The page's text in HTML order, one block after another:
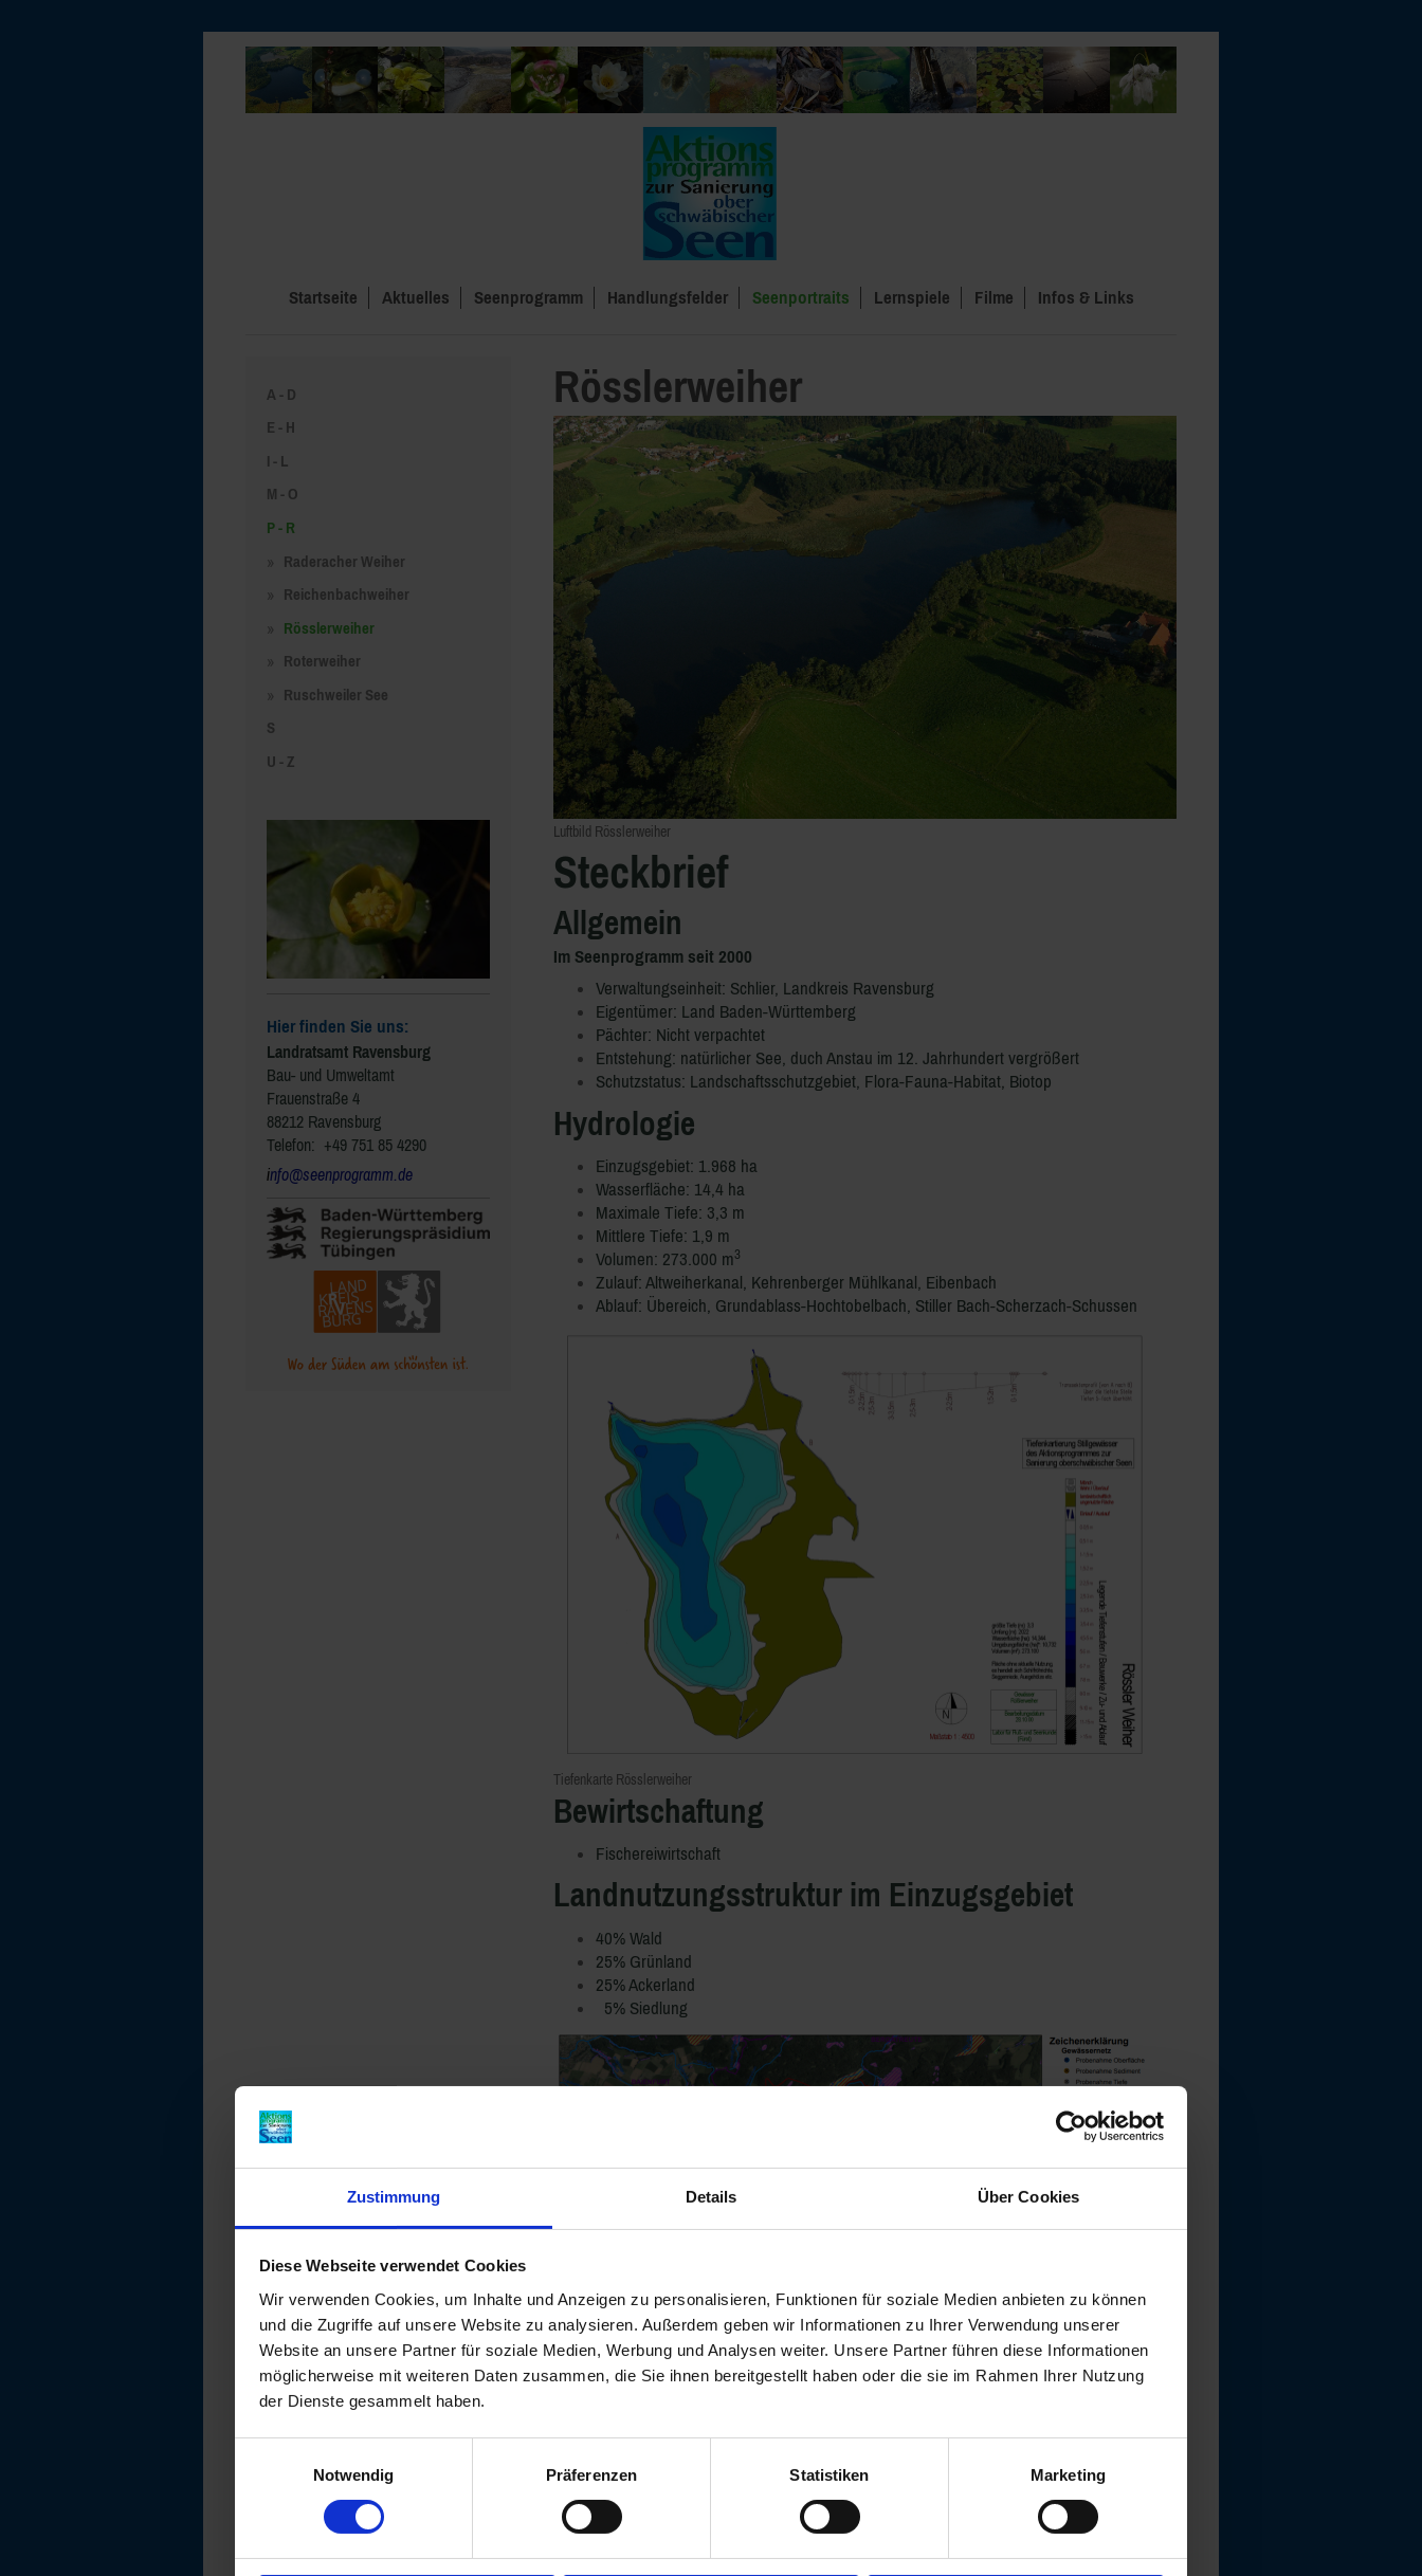
Zustimmung Details Über Cookies
Diese Webseite verwendet Cookies
Wir verwenden Cookies, um Inhalte und Anzeigen zu personalisieren, Funktionen für soziale Medien anbieten zu können
und die Zugriffe auf unsere Website zu analysieren. Außerdem geben wir Informationen zu Ihrer Verwendung unserer
Website an unsere Partner für soziale Medien, Werbung und Analysen weiter. Unsere Partner führen diese Informationen
möglicherweise mit weiteren Daten zusammen, die Sie ihnen bereitgestellt haben oder die sie im Rahmen Ihrer Nutzung
der Dienste gesammelt haben.
Notwendig
Präferenzen Statistiken Marketing
Startseite Aktuelles Seenprogramm Handlungsfelder Seenportraits Lernspiele Filme Infos & Links
Rösslerweiher
Luftbild Rösslerweiher
Steckbrief
Allgemein
Im Seenprogramm seit 2000
Verwaltungseinheit: Schlier, Landkreis Ravensburg
Eigentümer: Land Baden-Württemberg
Pächter: Nicht verpachtet
Entstehung: natürlicher See, duch Anstau im 12. Jahrhundert vergrößert
Schutzstatus: Landschaftsschutzgebiet, Flora-Fauna-Habitat, Biotop
Hydrologie
Einzugsgebiet: 1.968 ha
Wasserfläche: 14,4 ha
Maximale Tiefe: 3,3 m
Mittlere Tiefe: 1,9 m
Volumen: 273.000 m3
Zulauf: Altweiherkanal, Kehrenberger Mühlkanal, Eibenbach
Ablauf: Übereich, Grundablass-Hochtobelbach, Stiller Bach-Scherzach-Schussen
Tiefenkarte Rösslerweiher
Bewirtschaftung
Fischereiwirtschaft
Landnutzungsstruktur im Einzugsgebiet
40% Wald
25% Grünland
25% Ackerland
5% Siedlung
Flächen zur Extensivierung im Einzugsgebiet Rösslerweiher
Limnologie
A - D
E - H
I - L
M - O
P - R
Raderacher Weiher
Reichenbachweiher
Rösslerweiher
Roterweiher
Ruschweiler See
S
U - Z
Hier finden Sie uns:
Landratsamt Ravensburg
Bau- und Umweltamt
Frauenstraße 4
88212 Ravensburg
Telefon: +49 751 85 4290
info@seenprogramm.de